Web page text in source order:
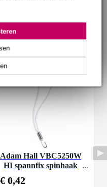
Adam Hall VBC5250W
HI spannfix spinhaak
€ 0,42